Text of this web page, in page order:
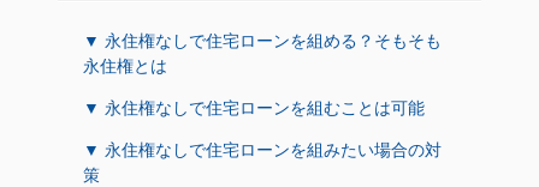
▼ 永住権なしで住宅ローンを組める？そもそも
永住権とは
▼ 永住権なしで住宅ローンを組むことは可能
▼ 永住権なしで住宅ローンを組みたい場合の対
策